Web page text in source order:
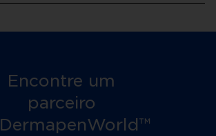
Encontre um
parceiro
DermapenWorld™